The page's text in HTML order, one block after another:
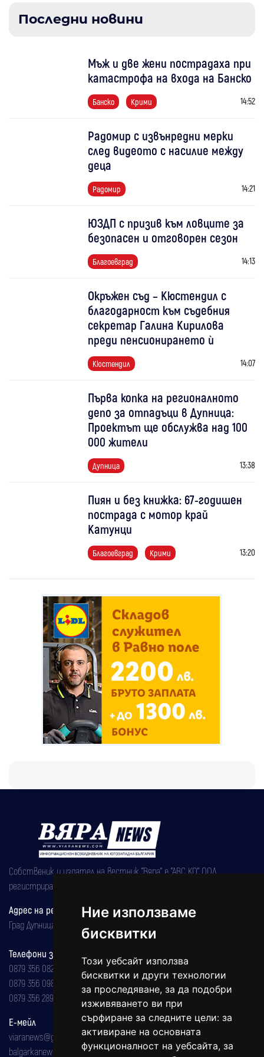
Ние използваме
бисквитки
Този уебсайт използва
бисквитки и други технологии
за проследяване, за да подобри
изживяването ви при
сърфиране за следните цели: за
активиране на основната
функционалност на уебсайта, за
Последни новини
Мъж и две жени пострадаха при
катастрофа на входа на Банско
Банско Крими 14:52
Радомир с извънредни мерки
след видеото с насилие между
деца
Радомир 14:21
ЮЗДП с призив към ловците за
безопасен и отговорен сезон
Благоевград 14:13
Окръжен съд – Кюстендил с
благодарност към съдебния
секретар Галина Кирилова
преди пенсионирането ѝ
Кюстендил 14:07
Първа копка на регионалното
депо за отпадъци в Дупница:
Проектът ще обслужва над 100
000 жители
Дупница 13:38
Пиян и без книжка: 67-годишен
пострада с мотор край
Катунци
Благоевград Крими 13:20
Собственик и издател на вестник "Вяра" е "АВС КО" ООД,
регистрирана на 08.05.2002 година.
Адрес на редакцията
Град Дупница, ул.''Христо Ботев" 43
Телефони за реклама и абонаменти
0879 356 082
0879 356 098
0879 356 289
Е-мейл
viaranews@gmail.com
balgarkanews@gmail.com